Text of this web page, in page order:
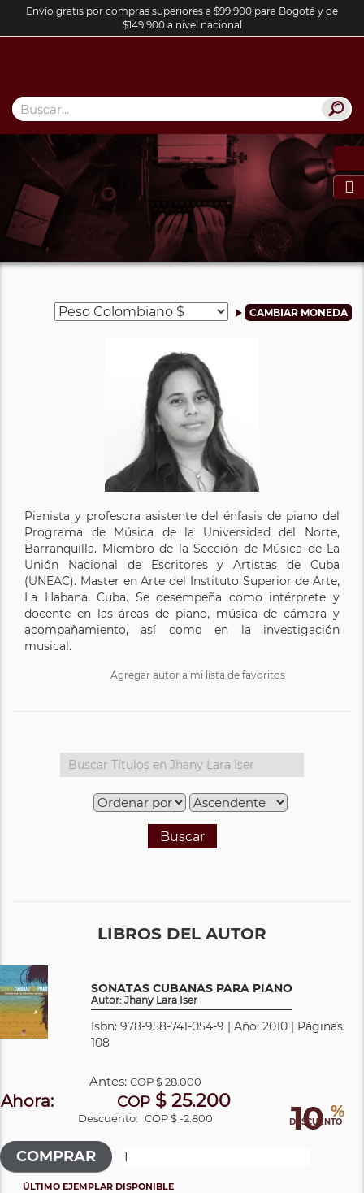
Envío gratis por compras superiores a $99.900 para Bogotá y de
$149.900 a nivel nacional

Pianista y profesora asistente del énfasis de piano del
Programa de Música de la Universidad del Norte,
Barranquilla. Miembro de la Sección de Música de La
Unión Nacional de Escritores y Artistas de Cuba
(UNEAC). Master en Arte del Instituto Superior de Arte,
La Habana, Cuba. Se desempeña como intérprete y
docente en las áreas de piano, música de cámara y
acompañamiento, así como en la investigación
musical.
Agregar autor a mi lista de favoritos
Buscar
LIBROS DEL AUTOR
SONATAS CUBANAS PARA PIANO
Autor: Jhany Lara Iser
Isbn: 978-958-741-054-9 | Año: 2010 | Páginas:
108
10 %
DESCUENTO
Antes:COP$ 28.000
Ahora: COP $ 25.200
Descuento: COP $ -2.800
ÚLTIMO EJEMPLAR DISPONIBLE